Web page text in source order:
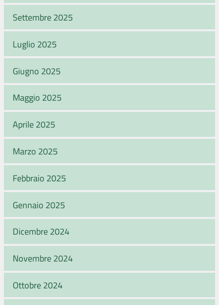
Settembre 2025
Luglio 2025
Giugno 2025
Maggio 2025
Aprile 2025
Marzo 2025
Febbraio 2025
Gennaio 2025
Dicembre 2024
Novembre 2024
Ottobre 2024